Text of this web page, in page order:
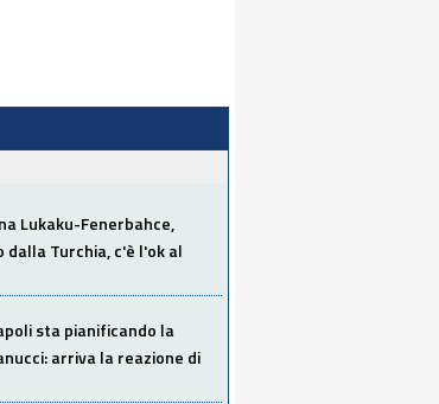
Lukaku-Fenerbahce,
dalla Turchia, c'è l'ok al
sta pianificando la
arriva la reazione di